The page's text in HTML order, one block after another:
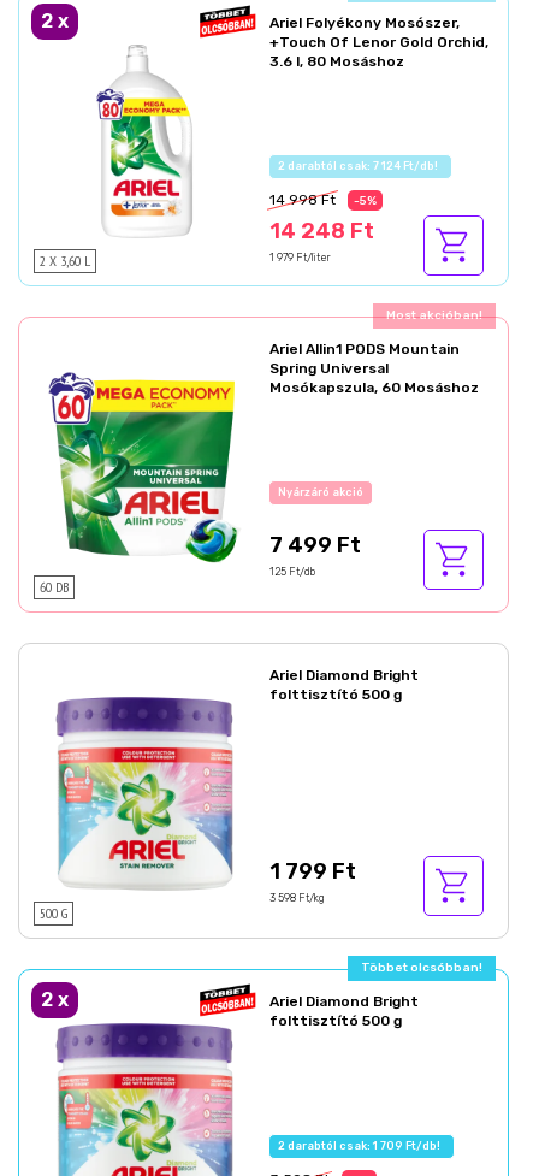
2 x
2 X 3,60 L
Ariel Folyékony Mosószer,
+Touch Of Lenor Gold Orchid,
3.6 l, 80 Mosáshoz
Az akció részletei
14 998 Ft -5%
14 248 Ft
1 979 Ft/liter
Ajándék akció!
60 DB
Ariel Allin1 PODS Mountain
Spring Universal
Mosókapszula, 60 Mosáshoz
Az akció részletei
7 499 Ft
125 Ft/db
500 G
Ariel Diamond Bright
folttisztító 500 g
1 799 Ft
3 598 Ft/kg
Többet olcsóbban!
2 x
Ariel Diamond Bright
folttisztító 500 g
2 darabtól csak: 1 709 Ft/db!